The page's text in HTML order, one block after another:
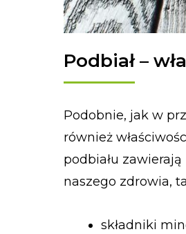
Podbiał –
Podobnie, jak w
również
podbiału
naszego zdrowia,
składniki